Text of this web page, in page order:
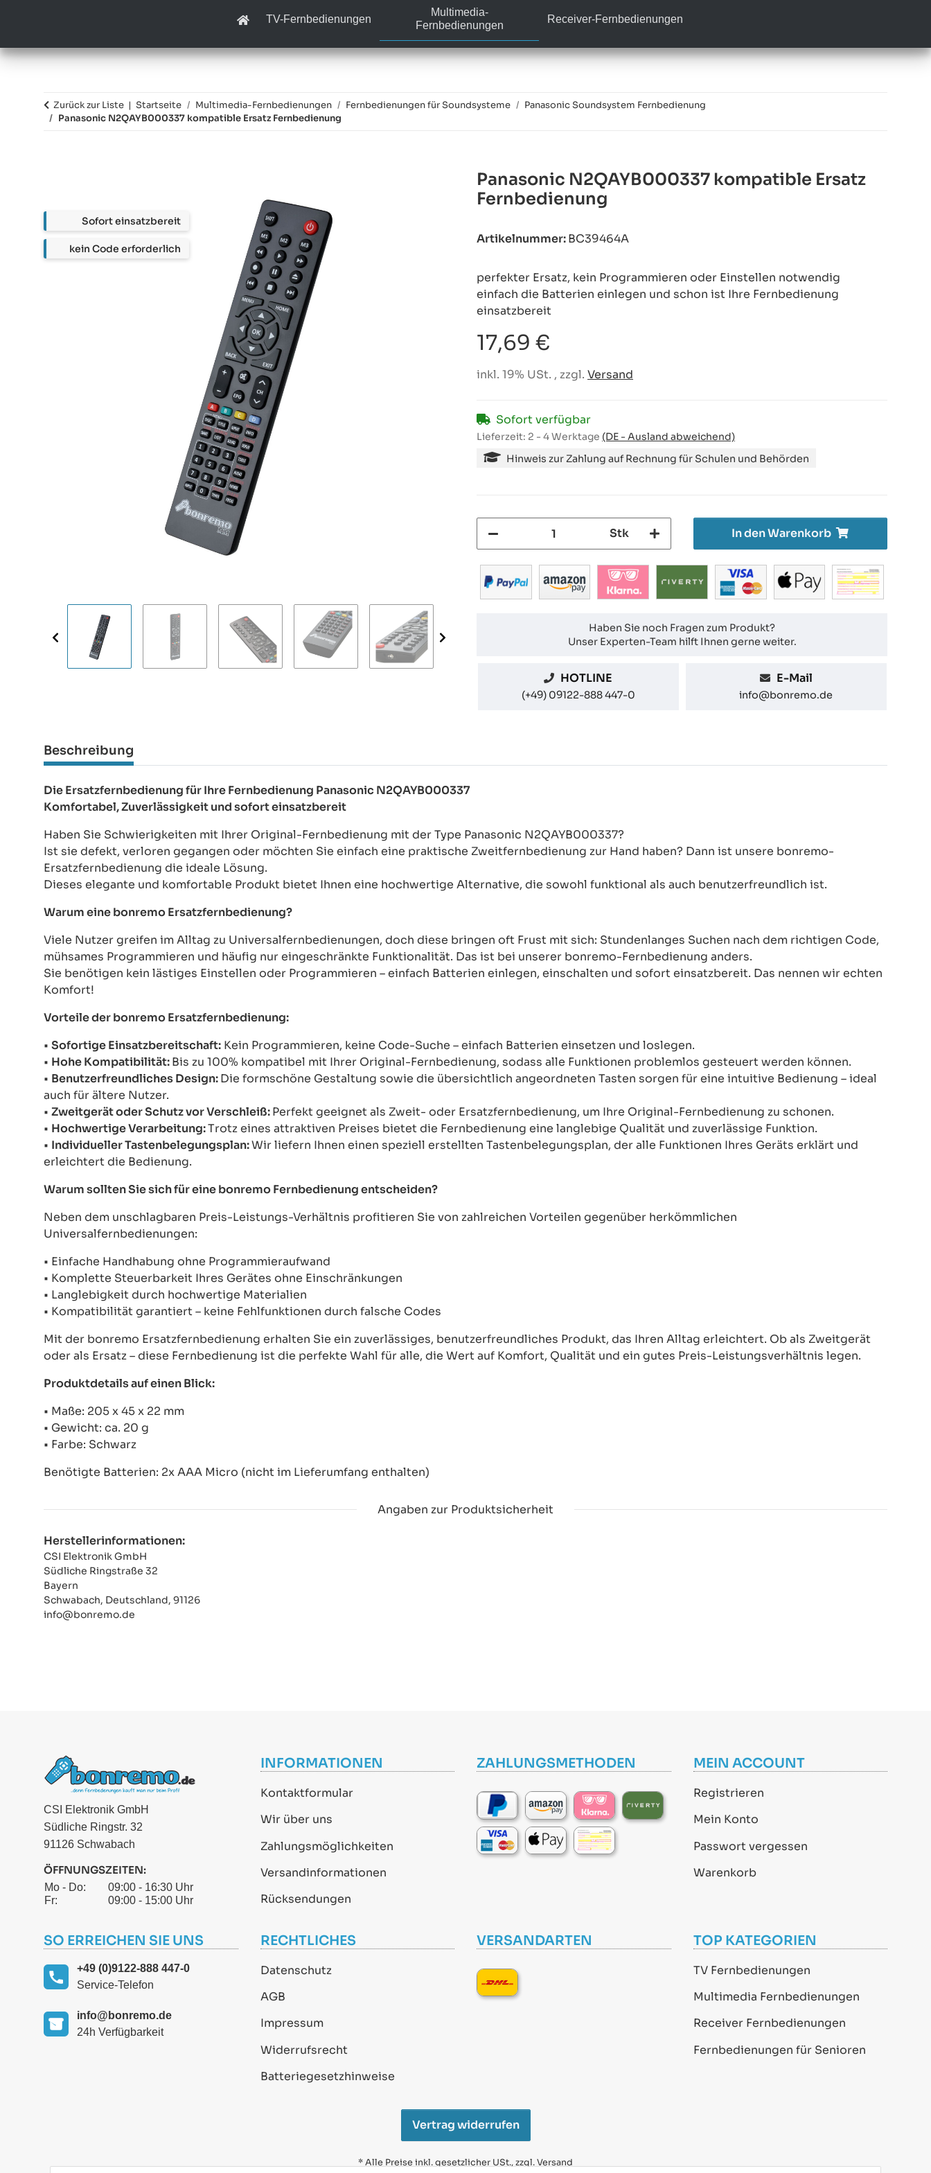
TV-Fernbedienungen
Multimedia-
Fernbedienungen
Receiver-Fernbedienungen
Zurück zur Liste Startseite Multimedia-Fernbedienungen Fernbedienungen für Soundsysteme
Panasonic Soundsystem Fernbedienung
Panasonic N2QAYB000337 kompatible Ersatz Fernbedienung
Panasonic N2QAYB000337 kompatible Ersatz
Fernbedienung
Artikelnummer:BC39464A
perfekter Ersatz, kein Programmieren oder Einstellen notwendig
einfach die Batterien einlegen und schon ist Ihre Fernbedienung
einsatzbereit
17,69 €
inkl. 19% USt. , zzgl. Versand
Sofort verfügbar
Lieferzeit: 2 - 4 Werktage (DE - Ausland abweichend)
Hinweis zur Zahlung auf Rechnung für Schulen und Behörden
Stk In den Warenkorb
Haben Sie noch Fragen zum Produkt?
Unser Experten-Team hilft Ihnen gerne weiter.
HOTLINE
(+49) 09122-888 447-0
E-Mail
info@bonremo.de
Beschreibung
Die Ersatzfernbedienung für Ihre Fernbedienung Panasonic N2QAYB000337
Komfortabel, Zuverlässigkeit und sofort einsatzbereit
Haben Sie Schwierigkeiten mit Ihrer Original-Fernbedienung mit der Type Panasonic N2QAYB000337?
Ist sie defekt, verloren gegangen oder möchten Sie einfach eine praktische Zweitfernbedienung zur Hand haben? Dann ist unsere bonremo-
Ersatzfernbedienung die ideale Lösung.
Dieses elegante und komfortable Produkt bietet Ihnen eine hochwertige Alternative, die sowohl funktional als auch benutzerfreundlich ist.
Warum eine bonremo Ersatzfernbedienung?
Viele Nutzer greifen im Alltag zu Universalfernbedienungen, doch diese bringen oft Frust mit sich: Stundenlanges Suchen nach dem richtigen Code,
mühsames Programmieren und häufig nur eingeschränkte Funktionalität. Das ist bei unserer bonremo-Fernbedienung anders.
Sie benötigen kein lästiges Einstellen oder Programmieren – einfach Batterien einlegen, einschalten und sofort einsatzbereit. Das nennen wir echten
Komfort!
Vorteile der bonremo Ersatzfernbedienung:
• Sofortige Einsatzbereitschaft: Kein Programmieren, keine Code-Suche – einfach Batterien einsetzen und loslegen.
• Hohe Kompatibilität:Bis zu 100% kompatibel mit Ihrer Original-Fernbedienung, sodass alle Funktionen problemlos gesteuert werden können.
• Benutzerfreundliches Design:Die formschöne Gestaltung sowie die übersichtlich angeordneten Tasten sorgen für eine intuitive Bedienung – ideal
auch für ältere Nutzer.
• Zweitgerät oder Schutz vor Verschleiß:Perfekt geeignet als Zweit- oder Ersatzfernbedienung, um Ihre Original-Fernbedienung zu schonen.
• Hochwertige Verarbeitung:Trotz eines attraktiven Preises bietet die Fernbedienung eine langlebige Qualität und zuverlässige Funktion.
• Individueller Tastenbelegungsplan:Wir liefern Ihnen einen speziell erstellten Tastenbelegungsplan, der alle Funktionen Ihres Geräts erklärt und
erleichtert die Bedienung.
Warum sollten Sie sich für eine bonremo Fernbedienung entscheiden?
Neben dem unschlagbaren Preis-Leistungs-Verhältnis profitieren Sie von zahlreichen Vorteilen gegenüber herkömmlichen
Universalfernbedienungen:
• Einfache Handhabung ohne Programmieraufwand
• Komplette Steuerbarkeit Ihres Gerätes ohne Einschränkungen
• Langlebigkeit durch hochwertige Materialien
• Kompatibilität garantiert – keine Fehlfunktionen durch falsche Codes
Mit der bonremo Ersatzfernbedienung erhalten Sie ein zuverlässiges, benutzerfreundliches Produkt, das Ihren Alltag erleichtert. Ob als Zweitgerät
oder als Ersatz – diese Fernbedienung ist die perfekte Wahl für alle, die Wert auf Komfort, Qualität und ein gutes Preis-Leistungsverhältnis legen.
Produktdetails auf einen Blick:
• Maße: 205 x 45 x 22 mm
• Gewicht: ca. 20 g
• Farbe: Schwarz
Benötigte Batterien: 2x AAA Micro (nicht im Lieferumfang enthalten)
Angaben zur Produktsicherheit
Herstellerinformationen:
CSI Elektronik GmbH
Südliche Ringstraße 32
Bayern
Schwabach, Deutschland, 91126
info@bonremo.de
CSI Elektronik GmbH
Südliche Ringstr. 32
91126 Schwabach
ÖFFNUNGSZEITEN:
Mo - Do:
09:00 - 16:30 Uhr
Fr:
09:00 - 15:00 Uhr
INFORMATIONEN
Kontaktformular
Wir über uns
Zahlungsmöglichkeiten
Versandinformationen
Rücksendungen
ZAHLUNGSMETHODEN MEIN ACCOUNT
Registrieren
Mein Konto
Passwort vergessen
Warenkorb
SO ERREICHEN SIE UNS
+49 (0)9122-888 447-0
Service-Telefon
info@bonremo.de
24h Verfügbarkeit
RECHTLICHES
Datenschutz
AGB
Impressum
Widerrufsrecht
Batteriegesetzhinweise
VERSANDARTEN TOP KATEGORIEN
TV Fernbedienungen
Multimedia Fernbedienungen
Receiver Fernbedienungen
Fernbedienungen für Senioren
Vertrag widerrufen
* Alle Preise inkl. gesetzlicher USt., zzgl.Versand